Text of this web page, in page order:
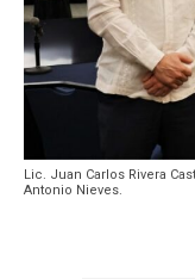
Lic. Juan Carlos Rivera
Antonio Nieves.